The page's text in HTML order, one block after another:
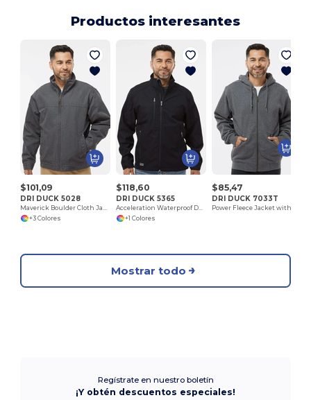
Productos interesantes
$101,09
DRI DUCK 5028
Maverick Boulder Cloth Jacket with Blanket Lining
+3 Colores
$118,60
DRI DUCK 5365
Acceleration Waterproof DDX Softshell
+1 Colores
$85,47
DRI DUCK 7033T
Mostrar todo
Regístrate en nuestro boletín
¡Y obtén descuentos especiales!